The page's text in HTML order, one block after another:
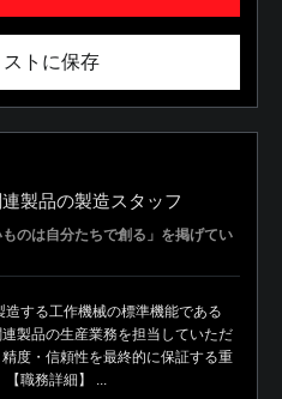
トに保存
製品の製造スタッフ
のは自分たちで創る」を掲げてい
造する工作機械の標準機能である
連製品の生産業務を担当していただ
度・信頼性を最終的に保証する重
【職務詳細】 ...